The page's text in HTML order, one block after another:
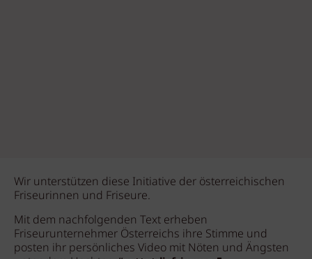
Wir unterstützen diese Initiative der österreichischen
Friseurinnen und Friseure.
Mit dem nachfolgenden Text erheben
Friseurunternehmer Österreichs ihre Stimme und
posten ihr persönliches Video mit Nöten und Ängsten